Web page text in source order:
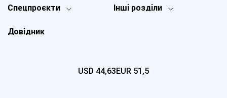
Спецпроєкти Інші розділи
Довідник
USD 44,63EUR 51,5